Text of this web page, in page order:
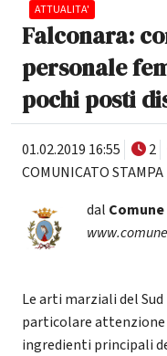
ATTUALITA'
Falconara:
personale
pochi posti
01.02.2019 16:55 2
COMUNICATO STAMPA
dal
Le arti marziali del
particolare
ingredienti principali